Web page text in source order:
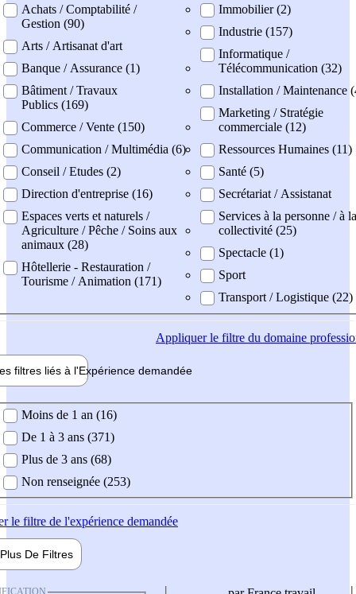
professionel
Achats / Comptabilité /
Gestion (90)
Arts / Artisanat d'art
Banque / Assurance (1)
Bâtiment / Travaux
Publics (169)
Commerce / Vente (150)
Communication / Multimédia (6)
Conseil / Etudes (2)
Direction d'entreprise (16)
Espaces verts et naturels /
Agriculture / Pêche / Soins aux
animaux (28)
Hôtellerie - Restauration /
Tourisme / Animation (171)
Immobilier (2)
Industrie (157)
Informatique /
Télécommunication (32)
Installation / Maintenance
Marketing / Stratégie
commerciale (12)
Ressources Humaines (11)
Santé (5)
Secrétariat / Assistanat
Services à la personne / à la
collectivité (25)
Spectacle (1)
Sport
Transport / Logistique (22)
Appliquerle filtre du domaine
filtres liés à l'Expérience demandée
demandée
Moins de 1 an (16)
De 1 à 3 ans (371)
Plus de 3 ans (68)
Non renseignée (253)
le filtre de l'expérience demandée
Plus De Filtres